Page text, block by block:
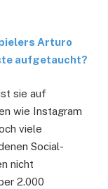
Arturo
aufgetaucht?
sie auf
wie Instagram
viele
Social-
nicht
2.000